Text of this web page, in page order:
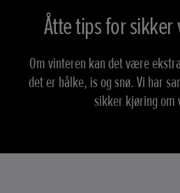
Åtte tips for
Om vinteren kan det være
det er hålke, is og snø. Vi har
sikker kjøring om